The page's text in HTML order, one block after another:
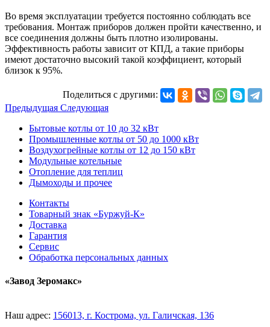
Во время эксплуатации требуется постоянно соблюдать все
требования. Монтаж приборов должен пройти качественно, и
все соединения должны быть плотно изолированы.
Эффективность работы зависит от КПД, а такие приборы
имеют достаточно высокий такой коэффициент, который
близок к 95%.
Поделиться с другими:
Предыдущая Следующая
Бытовые котлы от 10 до 32 кВт
Промышленные котлы от 50 до 1000 кВт
Воздухогрейные котлы от 12 до 150 кВт
Модульные котельные
Отопление для теплиц
Дымоходы и прочее
Контакты
Товарный знак «Буржуй-К»
Доставка
Гарантия
Сервис
Обработка персональных данных
«Завод Зеромакс»
Наш адрес: 156013, г. Кострома, ул. Галичская, 136